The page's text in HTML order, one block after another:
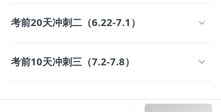
考前20天冲刺二（6.22-7.1）
考前10天冲刺三（7.2-7.8）